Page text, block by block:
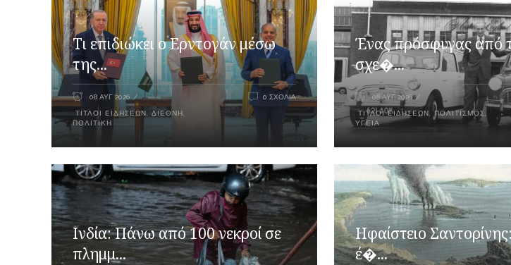
Τι επιδιώκει ο Ερντογάν μέσω
της...
08 ΑΥΓ 2026
ΤΊΤΛΟΙ ΕΙΔΉΣΕΩΝ ΔΙΕΘΝΉ
ΠΟΛΙΤΙΚΉ
0 ΣΧΌΛΙΑ
Ένας πρόσφυγας από
σχε�...
08 ΑΥΓ 2026
ΤΊΤΛΟΙ ΕΙΔΉΣΕΩΝ ,ΠΟΛΙΤΙΣΜΌΣ
ΥΓΕΊΑ
Ινδία: Πάνω από 100 νεκροί σε
πλημμ...
Ηφαίστειο
έ�...